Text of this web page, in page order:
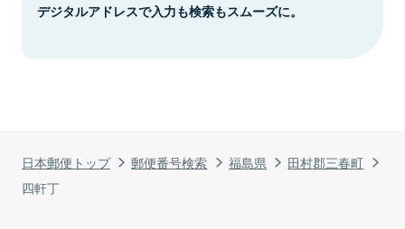
日本郵便トップ 郵便番号検索 福島県
田村郡三春町
四軒丁
デジタルアドレスで入力も検索もスムーズに。